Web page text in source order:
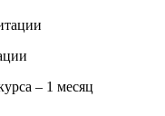
– 1 месяц